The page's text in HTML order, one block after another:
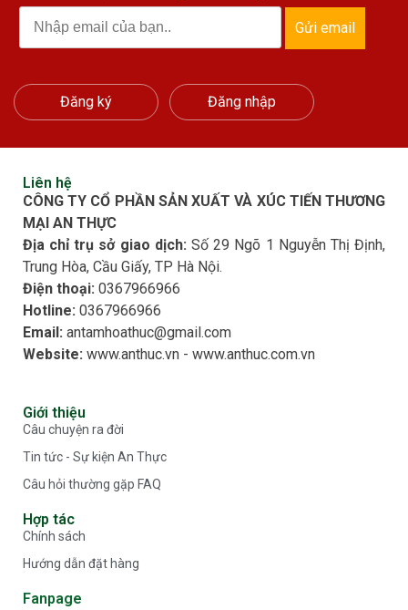
Gửi email
Đăng ký Đăng nhập
Liên hệ
CÔNG TY CỔ PHẦN SẢN XUẤT VÀ XÚC TIẾN THƯƠNG
MẠI AN THỰC
Địa chỉ trụ sở giao dịch: Số 29 Ngõ 1 Nguyễn Thị Định,
Trung Hòa, Cầu Giấy, TP Hà Nội.
Điện thoại: 0367966966​
Hotline: 0367966966​
Email: antamhoathuc@gmail.com
Website: www.anthuc.vn - www.anthuc.com.vn
Giới thiệu
Câu chuyện ra đời
Tin tức - Sự kiện An Thực
Câu hỏi thường gặp FAQ
Hợp tác
Chính sách
Hướng dẫn đặt hàng
Fanpage